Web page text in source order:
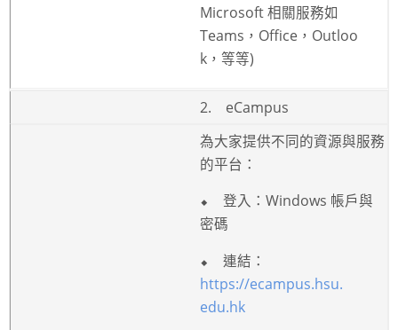
Microsoft相關服務如
Teams ， Office ， Outloo
k ，等等)
2.
eCampus
為大家提供不同的資源與服務
的平台：
⬥
登入： Windows 帳戶與
密碼
⬥
連結：
https://ecampus.hsu.
edu.hk